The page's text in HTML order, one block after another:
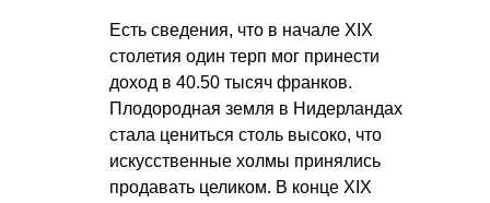
Есть сведения, что в начале ХIХ
столетия один терп мог принести
доход в 40.50 тысяч франков.
Плодородная земля в Нидерландах
стала цениться столь высоко, что
искусственные холмы принялись
продавать целиком. В конце ХIХ